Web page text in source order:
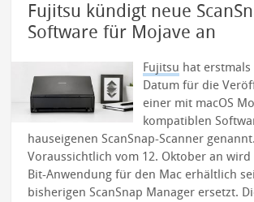
Fujitsu kündigt neue
Software für Mojave an
Fujitsu hat
Datum für die
einer mit macOS
kompatiblen
hauseigenen ScanSnap-Scanner genannt.
Voraussichtlich vom 12. Oktober an wird
Bit-Anwendung für den Mac erhältlich
bisherigen ScanSnap Manager ersetzt.